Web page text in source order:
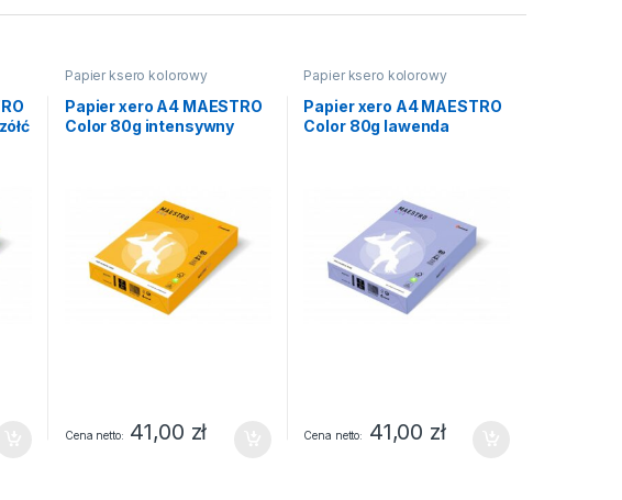
Papier ksero kolorowy
Papier xero A4 MAESTRO
Color 80g intensywny
Cena netto 41,00 zł
Papier ksero kolorowy
Papier xero A4 MAESTRO
Color 80g lawenda
Cena netto 41,00 zł